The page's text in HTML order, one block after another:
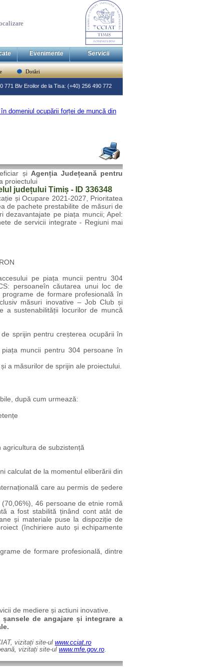
Evenimente Servicii
Dotări
771 Blv Eroilor de la Tisa: (+40) 256 490 772
domeniul ocupării forței de muncă din
și Agenția Județeană pentru
proiectului
județului Timiș - ID 336348
și Ocupare 2021-2027, Prioritatea
de pachete prestabilite de măsuri de
dezavantajate pe piața muncii; Apel:
de servicii integrate - Regiuni mai
pe piața muncii pentru 304
persoaneîn căutarea unui loc de
de formare profesională în
măsuri inovative – Job Club și
a sustenabilității locurilor de muncă
sprijin pentru creșterea ocupării în
muncii pentru 304 persoane în
a măsurilor de sprijin ale proiectului.
după cum urmează:
de subzistență
calculat de la momentul eliberării din
care au permis de ședere
46 persoane de etnie romă
a fost stabilită ținând cont atât de
și materiale puse la dispoziție de
(închiriere auto și echipamente
de formare profesională,
dintre
de mediere și actiuni inovative.
de angajare și integrare a
vizitați site-ul www.cciat.ro
vizitați site-ul www.mfe.gov.ro.